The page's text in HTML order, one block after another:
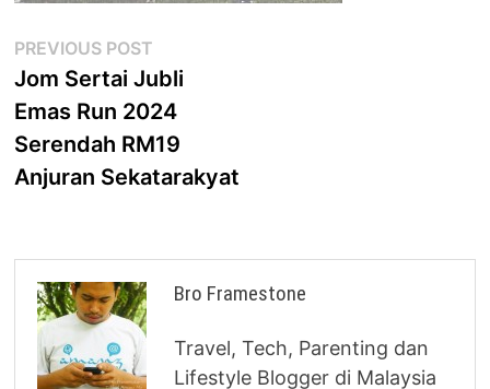
Post
navigation
PREVIOUS POST
post:
Jom Sertai Jubli
Emas Run 2024
Serendah RM19
Anjuran Sekatarakyat
Bro Framestone
Travel, Tech, Parenting dan
Lifestyle Blogger di Malaysia